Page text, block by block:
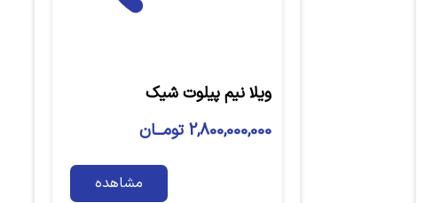
ویلا نیم پیلوت شیک
2,800,000,000 تومــان
مشاهده